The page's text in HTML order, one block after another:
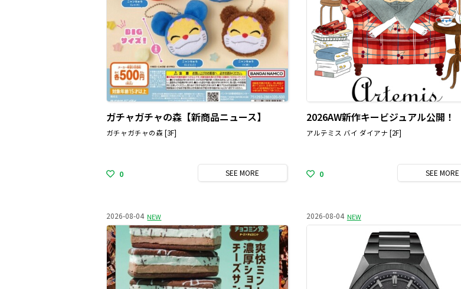
ガチャガチャの森【新商品ニュース】
ガチャガチャの森 [3F]
0 SEEMORE
2026AW新作キービジュアル公開！
アルテミス バイ ダイアナ [2F]
0 SEE MORE
2026-08-04 NEW 2026-08-04 NEW